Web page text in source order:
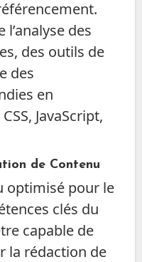
des
des outils de
des
en
JavaScript,
de Contenu
optimisé pour le
clés du
capable de
la rédaction de